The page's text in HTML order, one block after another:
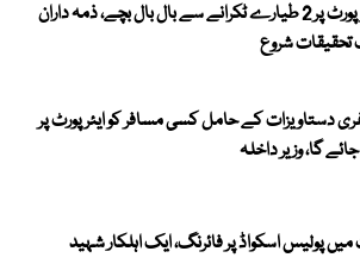
سڈنی ایئرپورٹ پر 2 طیارے ٹکرانے سے بال بال بچے، ذمہ داران
شروع
دستاویزات کے حامل کسی مسافر کو ایئرپورٹ پر
گا، وزیر داخلہ
پولیس اسکواڈ پر فائرنگ، ایک اہلکار شہید